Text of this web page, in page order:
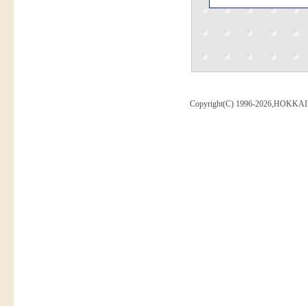
Copyright(C) 1996-